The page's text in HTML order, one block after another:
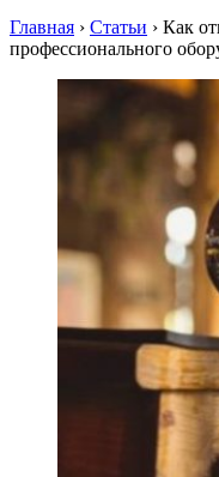
Главная › Статьи › Как
профессионального